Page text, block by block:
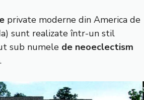
private moderne din America de
sunt realizate într-un stil
sub numele de neoeclectism